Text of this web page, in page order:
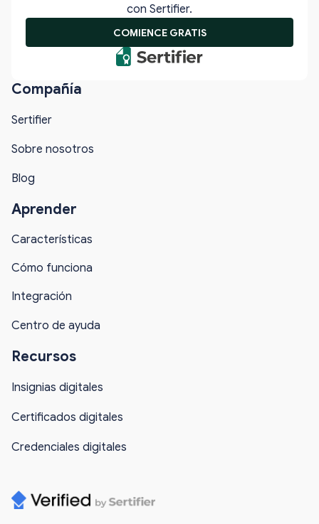
Compañía
Sertifier
Sobre nosotros
Blog
Aprender
Características
Cómo funciona
Integración
Centro de ayuda
Recursos
Insignias digitales
Certificados digitales
Credenciales digitales
con Sertifier.
COMIENCE GRATIS